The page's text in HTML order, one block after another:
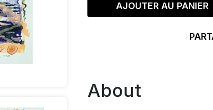
AJOUTER AU PANIER
About